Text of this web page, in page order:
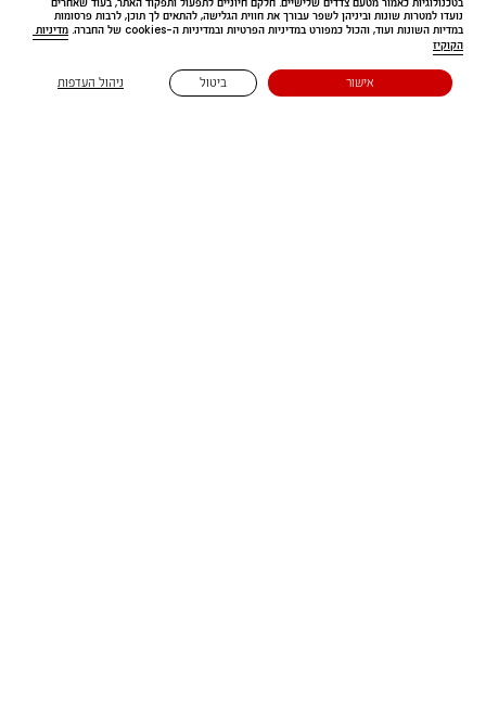
נועדו למטרות שונות וביניהן לשפר עבורך את חווית הגלישה, להתאים לך תוכן, לרבות פרסומות
במדיות השונות ועוד, והכול כמפורט במדיניות הפרטיות ובמדיניות ה-cookies של החברה.
מדיניות
הקוקיז
ניהול העדפות אישור ביטול
בקנייה מעל ₪199.90